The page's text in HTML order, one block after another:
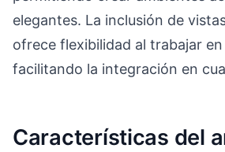
elegantes. La inclusión de
ofrece flexibilidad al trabajar
facilitando la integración en
Características del